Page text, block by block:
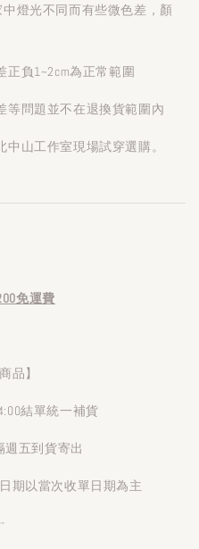
燈光不同而有些微色差，顏
負1~2cm為正常範圍
等問題並不在退換貨範圍內
山工作室現場試穿選購。
免運費
品】
結單統一補貨
五到貨寄出
期以當次收單日期為主